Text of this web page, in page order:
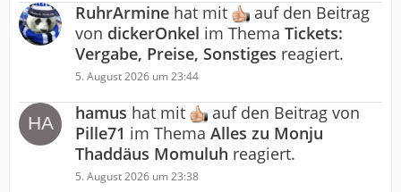
RuhrArmine hat mit
auf den Beitrag
von dickerOnkel im Thema Tickets:
Vergabe, Preise, Sonstiges reagiert.
5. August 2026 um 23:44
hamus hat mit
auf den Beitrag von
Pille71 im Thema Alles zu Monju
Thaddäus Momuluh reagiert.
5. August 2026 um 23:38